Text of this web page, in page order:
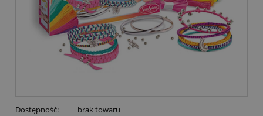
Dostępność: brak towaru